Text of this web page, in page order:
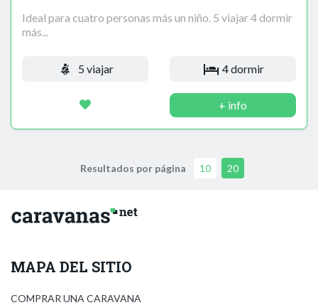
Ideal para cuatro personas más un niño. 5 viajar 4 dormir
más...
5 viajar 4 dormir
+ info
Resultados por página 10 20
MAPA DEL SITIO
COMPRAR UNA CARAVANA